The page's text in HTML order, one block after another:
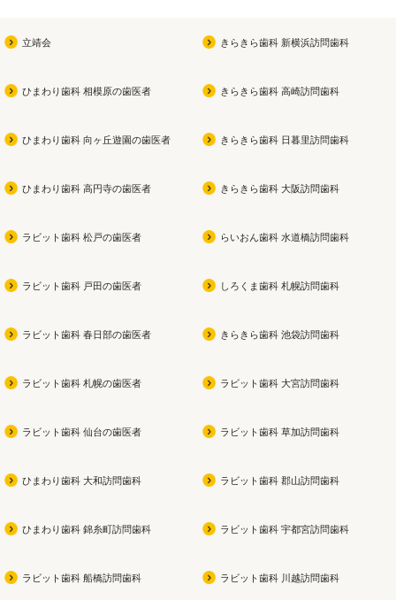
立靖会
ひまわり歯科 相模原の歯医者
ひまわり歯科 向ヶ丘遊園の歯医者
ひまわり歯科 高円寺の歯医者
ラビット歯科 松戸の歯医者
ラビット歯科 戸田の歯医者
ラビット歯科 春日部の歯医者
ラビット歯科 札幌の歯医者
ラビット歯科 仙台の歯医者
ひまわり歯科 大和訪問歯科
ひまわり歯科 錦糸町訪問歯科
ラビット歯科 船橋訪問歯科
きらきら歯科 新横浜訪問歯科
きらきら歯科 高崎訪問歯科
きらきら歯科 日暮里訪問歯科
きらきら歯科 大阪訪問歯科
らいおん歯科 水道橋訪問歯科
しろくま歯科 札幌訪問歯科
きらきら歯科 池袋訪問歯科
ラビット歯科 大宮訪問歯科
ラビット歯科 草加訪問歯科
ラビット歯科 郡山訪問歯科
ラビット歯科 宇都宮訪問歯科
ラビット歯科 川越訪問歯科